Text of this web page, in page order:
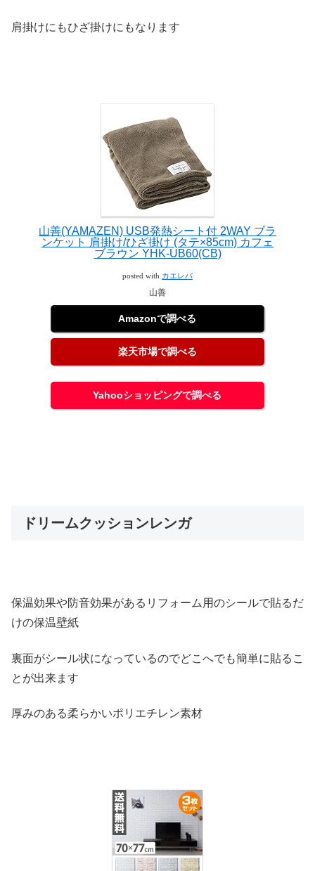
肩掛けにもひざ掛けにもなります
山善(YAMAZEN) USB発熱シート付 2WAY ブラ
ンケット 肩掛け/ひざ掛け (タテ×85cm) カフェ
ブラウン YHK-UB60(CB)
posted with カエレバ
山善
Amazonで調べる
楽天市場で調べる
Yahooショッピングで調べる
ドリームクッションレンガ
保温効果や防音効果があるリフォーム用のシールで貼るだ
けの保温壁紙
裏面がシール状になっているのでどこへでも簡単に貼るこ
とが出来ます
厚みのある柔らかいポリエチレン素材